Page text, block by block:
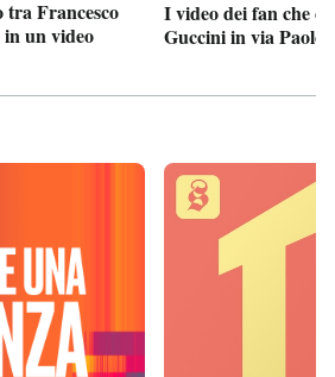
Francesco
un video
I video dei fan che
Guccini in via Paolo